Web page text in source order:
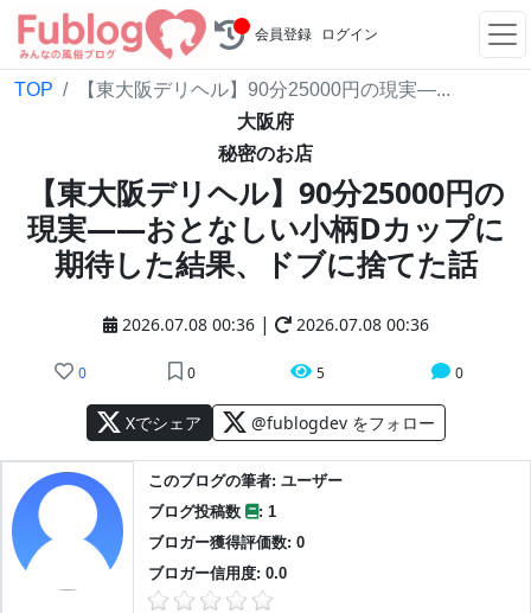
会員登録 ログイン
TOP 【東大阪デリヘル】90分25000円の現実—...
大阪府
秘密のお店
【東大阪デリヘル】90分25000円の
現実——おとなしい小柄Dカップに
期待した結果、ドブに捨てた話
2026.07.08 00:36 | 2026.07.08 00:36
0 0 5 0
Xでシェア @fublogdev をフォロー
このブログの筆者: ユーザー
ブログ投稿数
: 1
ブロガー獲得評価数: 0
ブロガー信用度: 0.0